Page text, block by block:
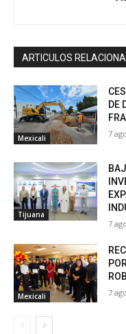
ARTICULOS
Mexicali
DE
7
Tijuana
7
Mexicali 7